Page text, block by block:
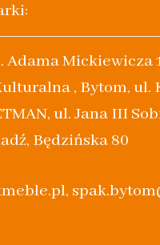
Adama Mickiewicza
, Bytom, ul.
ul. Jana III
Będzińska 80